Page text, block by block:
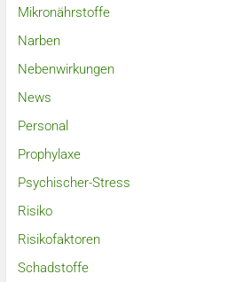
Mikronährstoffe
Narben
Nebenwirkungen
News
Personal
Prophylaxe
Psychischer-Stress
Risiko
Risikofaktoren
Schadstoffe